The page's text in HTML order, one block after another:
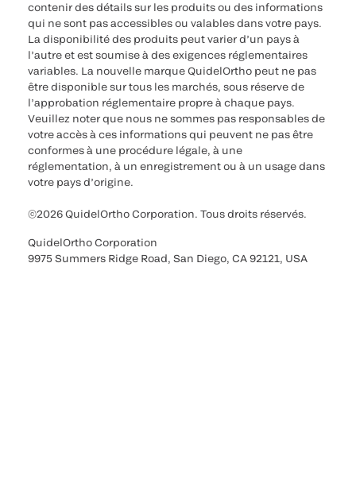
contenir des détails sur les produits ou des informations
qui ne sont pas accessibles ou valables dans votre pays.
La disponibilité des produits peut varier d’un pays à
l’autre et est soumise à des exigences réglementaires
variables. La nouvelle marque QuidelOrtho peut ne pas
être disponible sur tous les marchés, sous réserve de
l’approbation réglementaire propre à chaque pays.
Veuillez noter que nous ne sommes pas responsables de
votre accès à ces informations qui peuvent ne pas être
conformes à une procédure légale, à une
réglementation, à un enregistrement ou à un usage dans
votre pays d’origine.
©2026 QuidelOrtho Corporation. Tous droits réservés.
QuidelOrtho Corporation
9975 Summers Ridge Road, San Diego, CA 92121, USA